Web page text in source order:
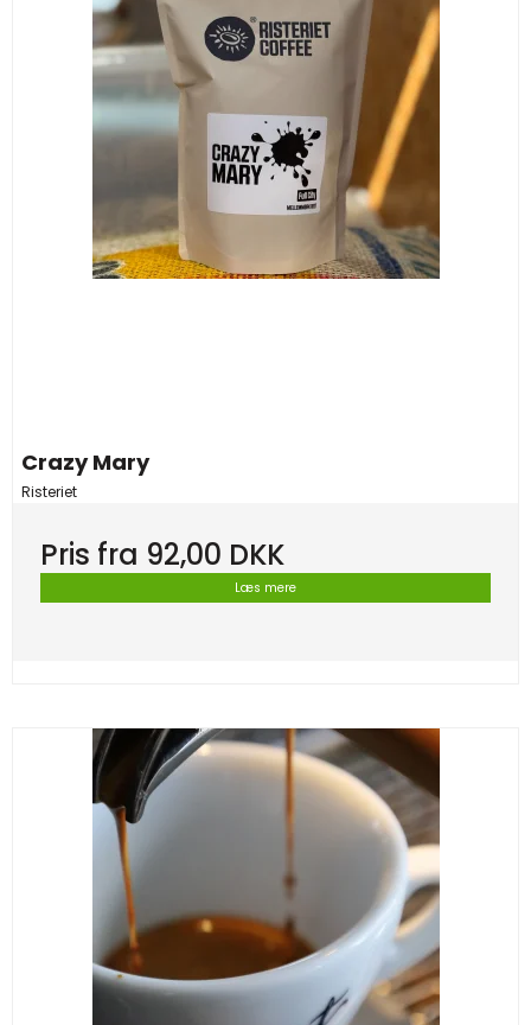
Crazy Mary
Risteriet
Pris fra 92,00 DKK
Læs mere